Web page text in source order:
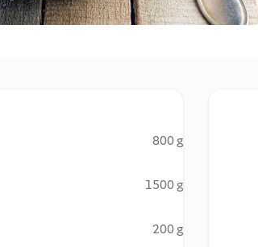
800 g
1500 g
200 g